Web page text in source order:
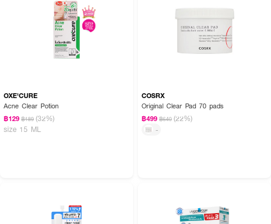
OXE'CURE
Acne Clear Potion
฿129 ฿189 (32%)
size 15 ML
COSRX
Original Clear Pad 70 pads
฿499 ฿640 (22%)
-